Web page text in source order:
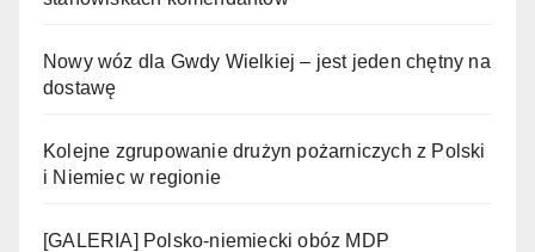
Nowy wóz dla Gwdy Wielkiej – jest jeden chętny na
dostawę
Kolejne zgrupowanie drużyn pożarniczych z Polski
i Niemiec w regionie
[GALERIA] Polsko-niemiecki obóz MDP